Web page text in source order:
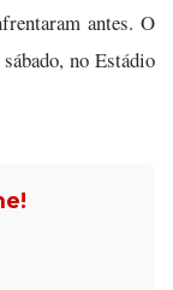
antes. O
no Estádio